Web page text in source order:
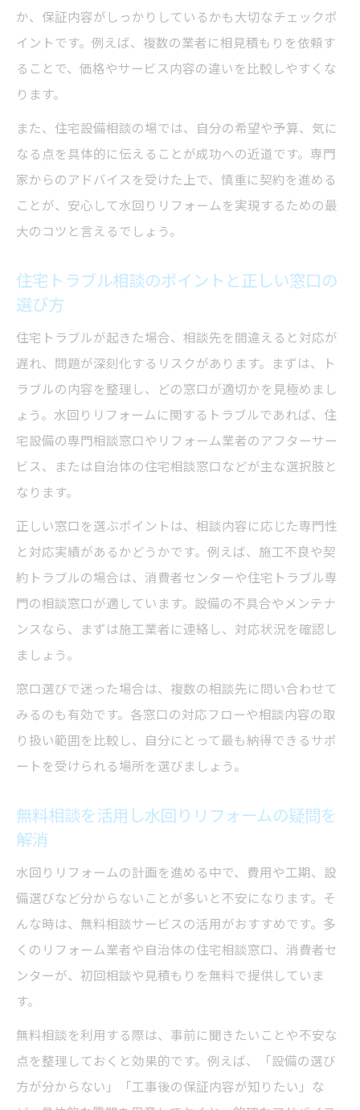
策
住宅トラブルを未然に防ぐ相談の活用ポイ
ント
リフォームトラブル相談の専門窓口を使い
こなす
欠陥住宅相談を早めにするメリットとは
水回りリフォームの安心サポート相談先を
住宅設備相談で選ぶべき無料窓口の特徴
弁護士無料相談と消費者センターの違い
トラブル相談時に知っておきたい注意点ま
とめ
新築トラブル相談で役立つサポート体制と
は
トラブル発生時に知っておきたい相談窓口の活
用法
水回りリフォームトラブル時の相談窓口活
用方法
住宅トラブル相談をスムーズに進める準備
と手順
無料相談窓口での効果的なトラブル解決方
法
リフォームトラブル時に役立つ相談事例紹
介
初めての水回りリフォーム相談で知るべき
住宅トラブルを防ぐための基礎知識まとめ
新築住宅トラブル相談の基礎をわかりやす
く解説
か、保証内容がしっかりしているかも大切なチェックポ
イントです。例えば、複数の業者に相見積もりを依頼す
ることで、価格やサービス内容の違いを比較しやすくな
ります。
また、住宅設備相談の場では、自分の希望や予算、気に
なる点を具体的に伝えることが成功への近道です。専門
家からのアドバイスを受けた上で、慎重に契約を進める
ことが、安心して水回りリフォームを実現するための最
大のコツと言えるでしょう。
住宅トラブル相談のポイントと正しい窓口の
選び方
住宅トラブルが起きた場合、相談先を間違えると対応が
遅れ、問題が深刻化するリスクがあります。まずは、ト
ラブルの内容を整理し、どの窓口が適切かを見極めまし
ょう。水回りリフォームに関するトラブルであれば、住
宅設備の専門相談窓口やリフォーム業者のアフターサー
ビス、または自治体の住宅相談窓口などが主な選択肢と
なります。
正しい窓口を選ぶポイントは、相談内容に応じた専門性
と対応実績があるかどうかです。例えば、施工不良や契
約トラブルの場合は、消費者センターや住宅トラブル専
門の相談窓口が適しています。設備の不具合やメンテナ
ンスなら、まずは施工業者に連絡し、対応状況を確認し
ましょう。
窓口選びで迷った場合は、複数の相談先に問い合わせて
みるのも有効です。各窓口の対応フローや相談内容の取
り扱い範囲を比較し、自分にとって最も納得できるサポ
ートを受けられる場所を選びましょう。
無料相談を活用し水回りリフォームの疑問を
解消
水回りリフォームの計画を進める中で、費用や工期、設
備選びなど分からないことが多いと不安になります。そ
んな時は、無料相談サービスの活用がおすすめです。多
くのリフォーム業者や自治体の住宅相談窓口、消費者セ
ンターが、初回相談や見積もりを無料で提供していま
す。
無料相談を利用する際は、事前に聞きたいことや不安な
点を整理しておくと効果的です。例えば、「設備の選び
方が分からない」「工事後の保証内容が知りたい」な